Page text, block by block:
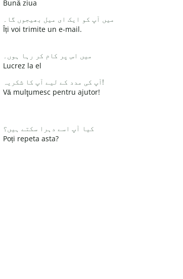
Bună ziua
میں آپ کو ایک ای میل بھیجوں گا۔
Îți voi trimite un e-mail.
میں اس پر کام کر رہا ہوں۔
Lucrez la el
آپ کی مدد کے لیے آپ کا شکریہ!
Vă mulţumesc pentru ajutor!
کیا آپ اسے دہرا سکتے ہیں؟
Poți repeta asta?